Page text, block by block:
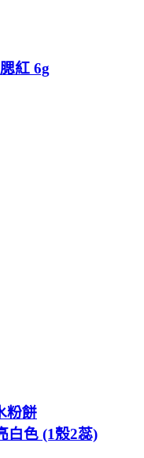
紅 6g
粉餅
白色 (1殼2蕊)